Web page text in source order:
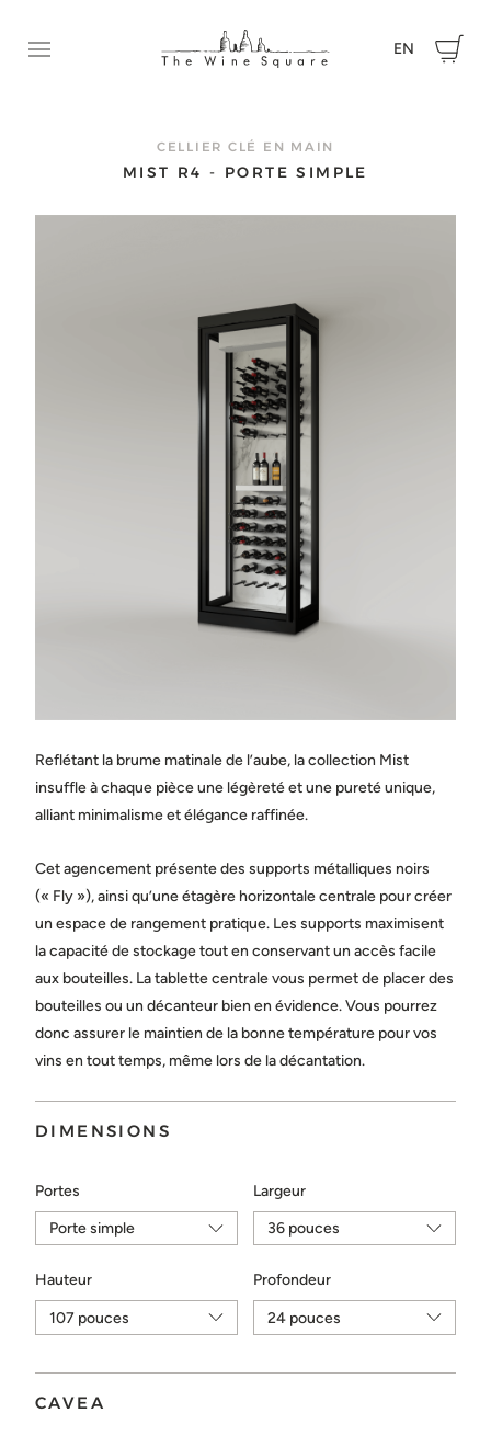
Ouvrir le menu EN
CELLIER CLÉ EN MAIN
MIST R4 - PORTE SIMPLE
Reflétant la brume matinale de l’aube, la collection Mist
insuffle à chaque pièce une légèreté et une pureté unique,
alliant minimalisme et élégance raffinée.
Cet agencement présente des supports métalliques noirs
(« Fly »), ainsi qu’une étagère horizontale centrale pour créer
un espace de rangement pratique. Les supports maximisent
la capacité de stockage tout en conservant un accès facile
aux bouteilles. La tablette centrale vous permet de placer des
bouteilles ou un décanteur bien en évidence. Vous pourrez
donc assurer le maintien de la bonne température pour vos
vins en tout temps, même lors de la décantation.
DIMENSIONS
Portes Largeur
Hauteur Profondeur
CAVEA
N’hésitez pas à communiquer avec nous pour nous faire
de votre projet et obtenir une soumission.
Prénom
Message
Partagez des photos de l’espace où sera installée la cave.
(facultatif)
Choisir...
ENVOYER